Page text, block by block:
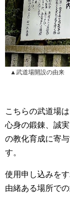
▲武道場開設の由来
こちらの武道場
心身の鍛錬、誠
の教化育成に寄
す。
使用申し込みを
由緒ある場所で